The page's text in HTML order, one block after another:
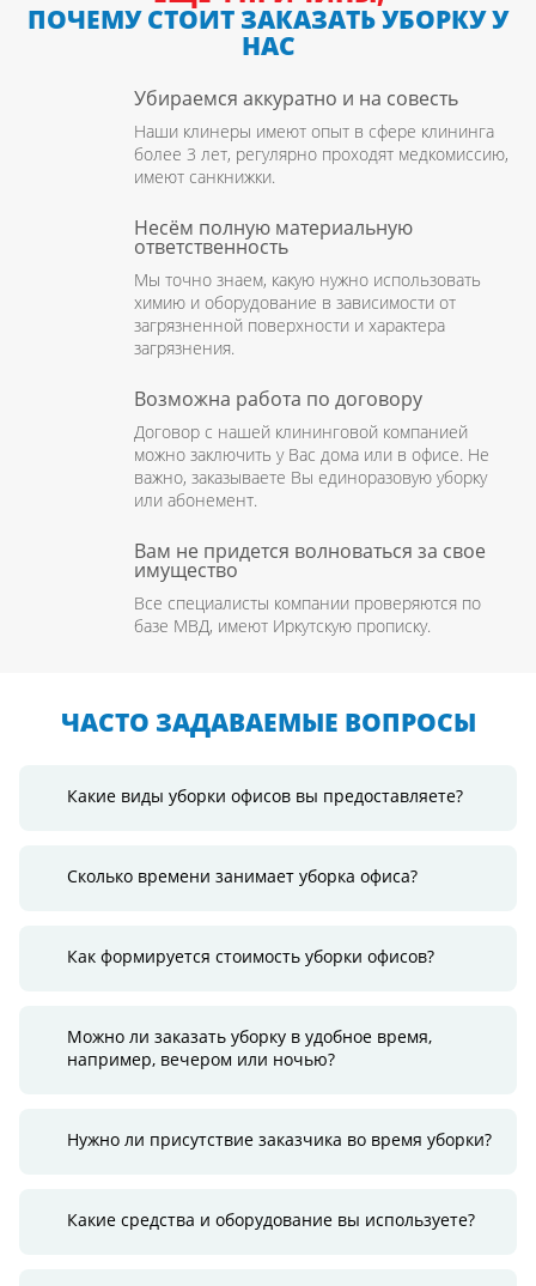
ПОЧЕМУ СТОИТ ЗАКАЗАТЬ УБОРКУ У
НАС
Убираемся аккуратно и на совесть
Наши клинеры имеют опыт в сфере клининга
более 3 лет, регулярно проходят медкомиссию,
имеют санкнижки.
Несём полную материальную
ответственность
Мы точно знаем, какую нужно использовать
химию и оборудование в зависимости от
загрязненной поверхности и характера
загрязнения.
Возможна работа по договору
Договор с нашей клининговой компанией
можно заключить у Вас дома или в офисе. Не
важно, заказываете Вы единоразовую уборку
или абонемент.
Вам не придется волноваться за свое
имущество
Все специалисты компании проверяются по
базе МВД, имеют Иркутскую прописку.
ЧАСТО ЗАДАВАЕМЫЕ ВОПРОСЫ
Какие виды уборки офисов вы предоставляете?
Сколько времени занимает уборка офиса?
Как формируется стоимость уборки офисов?
Можно ли заказать уборку в удобное время,
например, вечером или ночью?
Нужно ли присутствие заказчика во время уборки?
Какие средства и оборудование вы используете?